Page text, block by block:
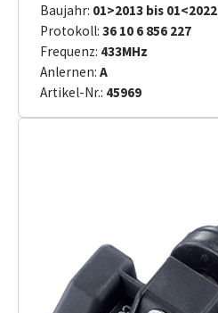
Baujahr: 01>2013 bis 01<2022
Protokoll: 36 10 6 856 227
Frequenz: 433MHz
Anlernen: A
Artikel-Nr.: 45969